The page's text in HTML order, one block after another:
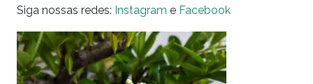
Siga nossas redes: Instagram e Facebook